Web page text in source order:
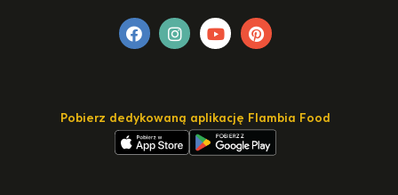
Pobierz dedykowaną aplikację Flambia Food